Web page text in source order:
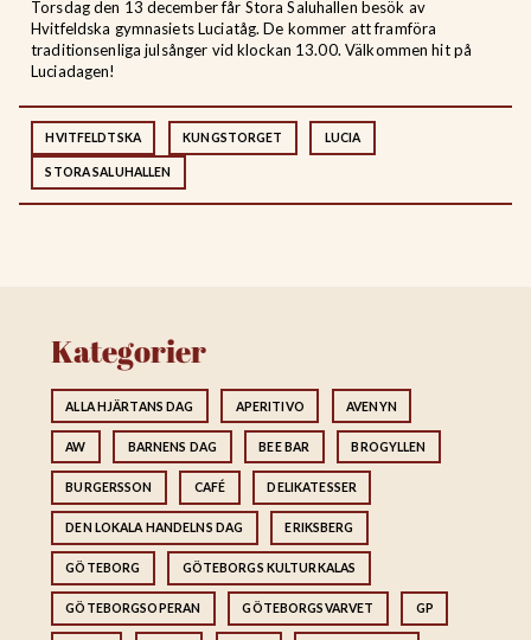
Torsdag den 13 december får Stora Saluhallen besök av
Hvitfeldska gymnasiets Luciatåg. De kommer att framföra
traditionsenliga julsånger vid klockan 13.00. Välkommen hit på
Luciadagen!
HVITFELDTSKA KUNGSTORGET LUCIA
STORA SALUHALLEN
Kategorier
ALLA HJÄRTANS DAG APERITIVO AVENYN
AW BARNENS DAG BEE BAR BROGYLLEN
BURGERSSON CAFÉ DELIKATESSER
DEN LOKALA HANDELNS DAG ERIKSBERG
GÖTEBORG GÖTEBORGS KULTURKALAS
GÖTEBORGSOPERAN GÖTEBORGSVARVET GP